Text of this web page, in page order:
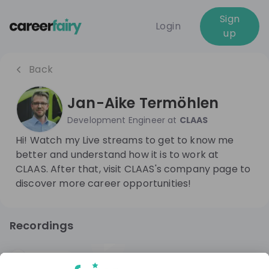
Login
Sign
up
Back
Jan-Aike Termöhlen
Development Engineer at CLAAS
Hi! Watch my Live streams to get to know me
better and understand how it is to work at
CLAAS. After that, visit CLAAS's company page to
discover more career opportunities!
Recordings
3 months ago